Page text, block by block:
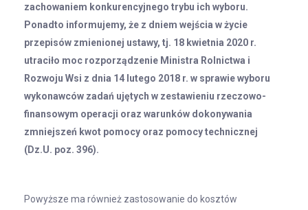
zachowaniem konkurencyjnego trybu ich wyboru.
Ponadto informujemy, że z dniem wejścia w życie
przepisów zmienionej ustawy, tj. 18 kwietnia 2020 r.
utraciło moc rozporządzenie Ministra Rolnictwa i
Rozwoju Wsi z dnia 14 lutego 2018 r. w sprawie wyboru
wykonawców zadań ujętych w zestawieniu rzeczowo-
finansowym operacji oraz warunków dokonywania
zmniejszeń kwot pomocy oraz pomocy technicznej
(Dz.U. poz. 396).
Powyższe ma również zastosowanie do kosztów